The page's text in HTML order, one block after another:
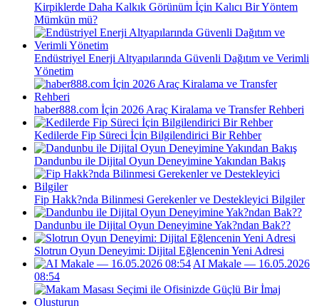
Kirpiklerde Daha Kalkık Görünüm İçin Kalıcı Bir Yöntem
Mümkün mü?
Endüstriyel Enerji Altyapılarında Güvenli Dağıtım ve Verimli
Yönetim
haber888.com İçin 2026 Araç Kiralama ve Transfer Rehberi
Kedilerde Fip Süreci İçin Bilgilendirici Bir Rehber
Dandunbu ile Dijital Oyun Deneyimine Yakından Bakış
Fip Hakk?nda Bilinmesi Gerekenler ve Destekleyici Bilgiler
Dandunbu ile Dijital Oyun Deneyimine Yak?ndan Bak??
Slotrun Oyun Deneyimi: Dijital Eğlencenin Yeni Adresi
AI Makale — 16.05.2026
08:54